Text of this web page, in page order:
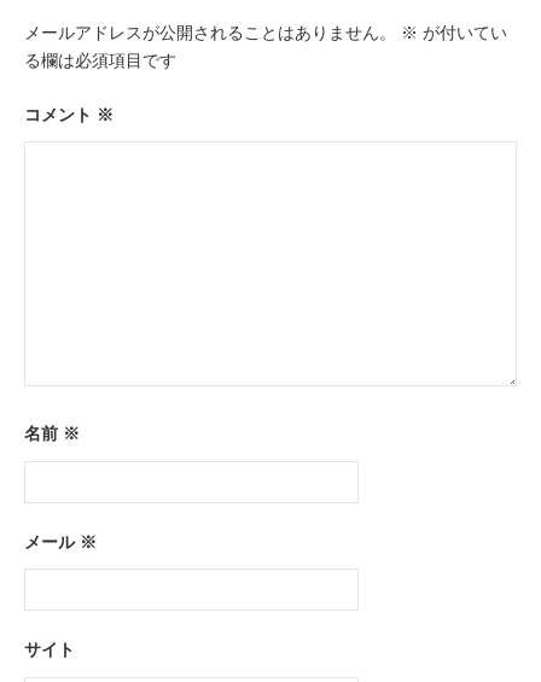
シ
ョ
ン
メールアドレスが公開されることはありません。 ※ が付いてい
る欄は必須項目です
コメント ※
名前 ※
メール ※
サイト